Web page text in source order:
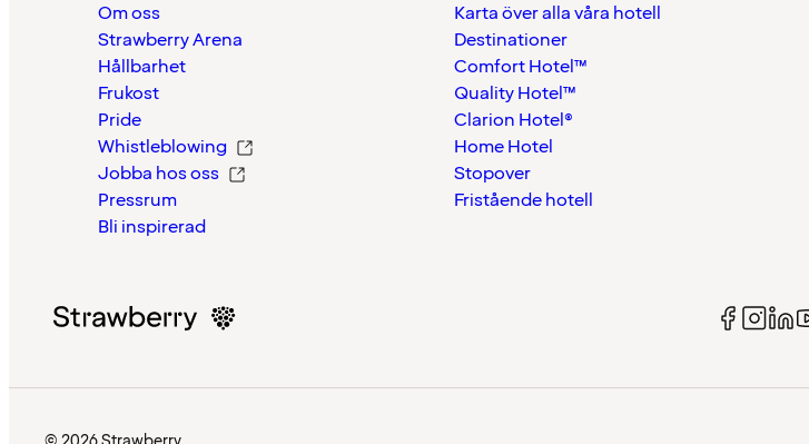
Om oss
Strawberry Arena
Hållbarhet
Frukost
Pride
Whistleblowing
Jobba hos oss
Pressrum
Bli inspirerad
Karta över alla våra hotell
Destinationer
Comfort Hotel™
Quality Hotel™
Clarion Hotel®
Home Hotel
Stopover
Fristående hotell